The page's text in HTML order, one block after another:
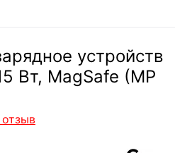
устройств
Вт, MagSafe (MP